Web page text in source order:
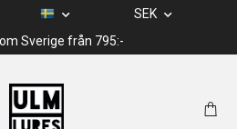
SEK
Sverige från 795:-